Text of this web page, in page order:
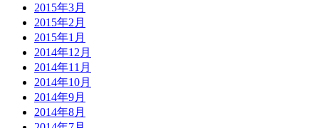
2015年3月
2015年2月
2015年1月
2014年12月
2014年11月
2014年10月
2014年9月
2014年8月